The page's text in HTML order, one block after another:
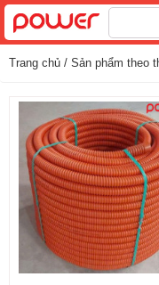
Tìm
kiếm
Trang chủ / Sản phẩm theo